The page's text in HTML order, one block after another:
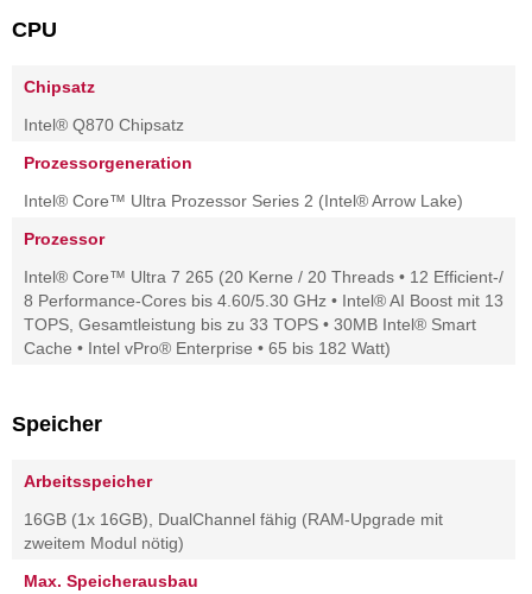
CPU
Chipsatz
Intel® Q870 Chipsatz
Prozessorgeneration
Intel® Core™ Ultra Prozessor Series 2 (Intel® Arrow Lake)
Prozessor
Intel® Core™ Ultra 7 265 (20 Kerne / 20 Threads • 12 Efficient-/
8 Performance-Cores bis 4.60/5.30 GHz • Intel® AI Boost mit 13
TOPS, Gesamtleistung bis zu 33 TOPS • 30MB Intel® Smart
Cache • Intel vPro® Enterprise • 65 bis 182 Watt)
Speicher
Arbeitsspeicher
16GB (1x 16GB), DualChannel fähig (RAM-Upgrade mit
zweitem Modul nötig)
Max. Speicherausbau